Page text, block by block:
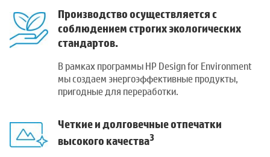
Производство осуществляется с
соблюдением строгих экологических
стандартов.
В рамках программы HP Design for Environment
мы создаем энергоэффективные продукты,
пригодные для переработки.
Четкие и долговечные отпечатки
высокого качества3